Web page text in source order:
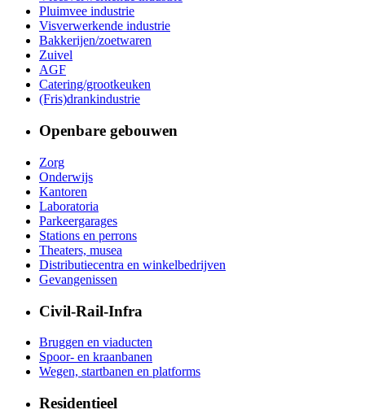
Pluimvee industrie
Visverwerkende industrie
Bakkerijen/zoetwaren
Zuivel
AGF
Catering/grootkeuken
(Fris)drankindustrie
Openbare gebouwen
Zorg
Onderwijs
Kantoren
Laboratoria
Parkeergarages
Stations en perrons
Theaters, musea
Distributiecentra en winkelbedrijven
Gevangenissen
Civil-Rail-Infra
Bruggen en viaducten
Spoor- en kraanbanen
Wegen, startbanen en platforms
Residentieel